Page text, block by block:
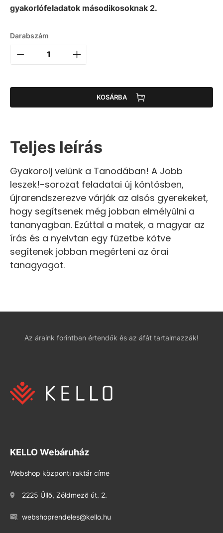
gyakorlófeladatok másodikosoknak 2.
Darabszám
KOSÁRBA
Teljes leírás
Gyakorolj velünk a Tanodában! A Jobb
leszek!-sorozat feladatai új köntösben,
újrarendszerezve várják az alsós gyerekeket,
hogy segítsenek még jobban elmélyülni a
tananyagban. Ezúttal a matek, a magyar az
írás és a nyelvtan egy füzetbe kötve
segítenek jobban megérteni az órai
tanagyagot.
Az áraink forintban értendők és az áfát tartalmazzák!
KELLO Webáruház
Webshop központi raktár címe
2225 Üllő, Zöldmező út. 2.
webshoprendeles@kello.hu